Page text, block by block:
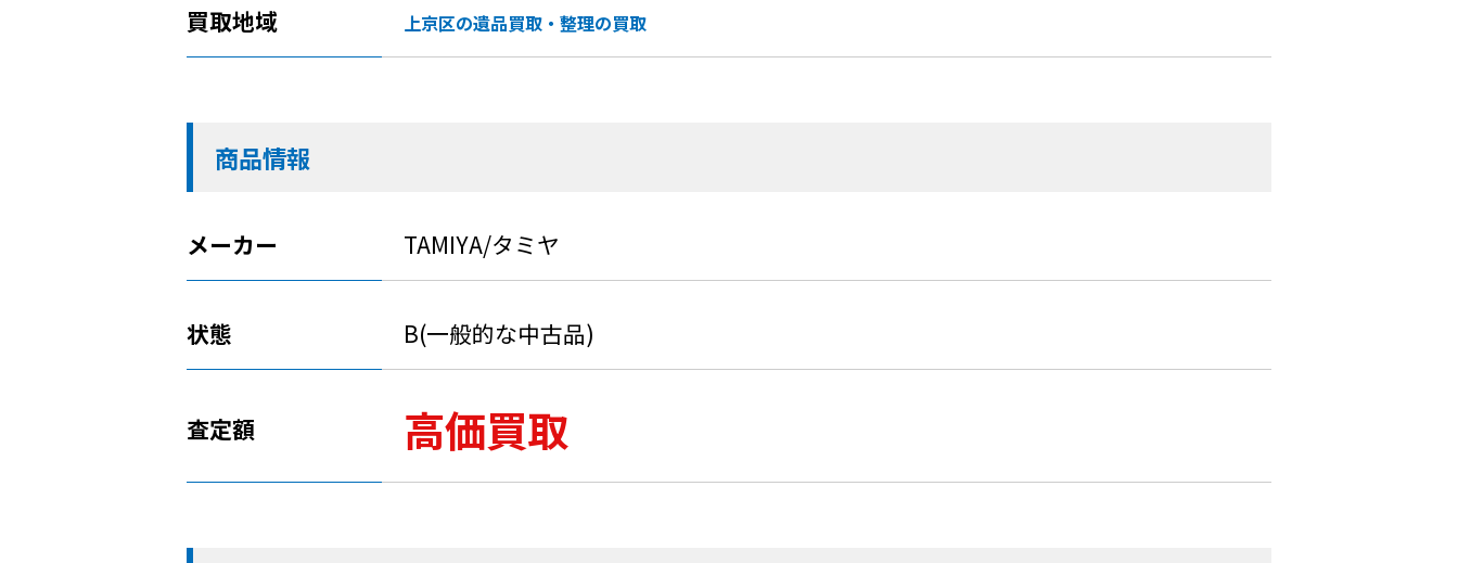
買取地域 上京区の遺品買取・整理の買取
商品情報
メーカー TAMIYA/タミヤ
状態 B(一般的な中古品)
査定額 高価買取